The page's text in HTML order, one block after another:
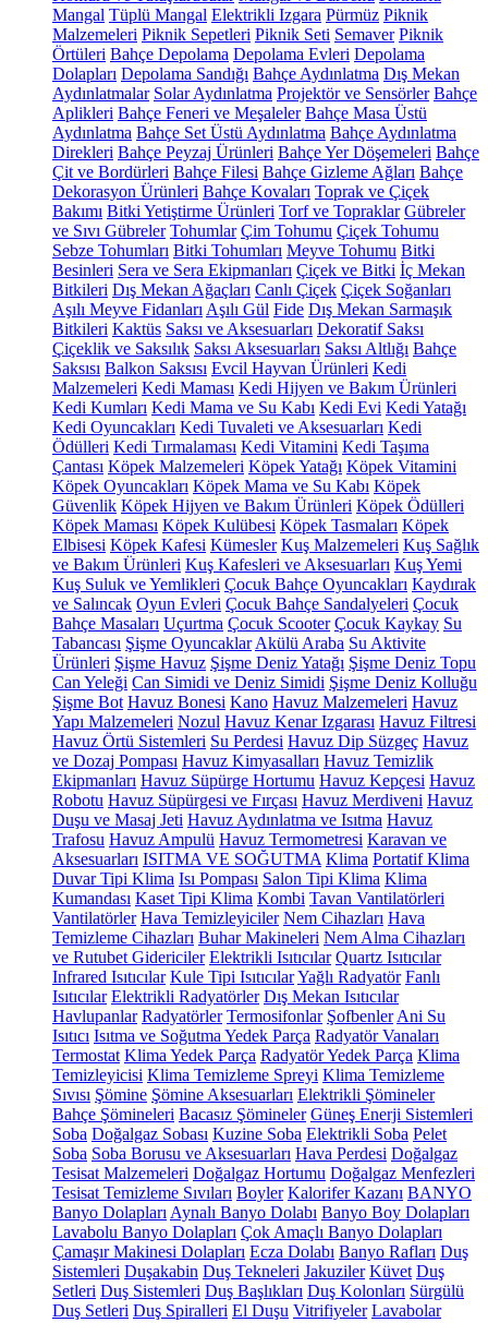
Mangal Tüplü Mangal Elektrikli Izgara Pürmüz Piknik
Malzemeleri Piknik Sepetleri Piknik Seti Semaver Piknik
Örtüleri Bahçe Depolama Depolama Evleri Depolama
Dolapları Depolama Sandığı Bahçe Aydınlatma Dış Mekan
Aydınlatmalar Solar Aydınlatma Projektör ve Sensörler Bahçe
Aplikleri Bahçe Feneri ve Meşaleler Bahçe Masa Üstü
Aydınlatma Bahçe Set Üstü Aydınlatma Bahçe Aydınlatma
Direkleri Bahçe Peyzaj Ürünleri Bahçe Yer Döşemeleri Bahçe
Çit ve Bordürleri Bahçe Filesi Bahçe Gizleme Ağları Bahçe
Dekorasyon Ürünleri Bahçe Kovaları Toprak ve Çiçek
Bakımı Bitki Yetiştirme Ürünleri Torf ve Topraklar Gübreler
ve Sıvı Gübreler Tohumlar Çim Tohumu Çiçek Tohumu
Sebze Tohumları Bitki Tohumları Meyve Tohumu Bitki
Besinleri Sera ve Sera Ekipmanları Çiçek ve Bitki İç Mekan
Bitkileri Dış Mekan Ağaçları Canlı Çiçek Çiçek Soğanları
Aşılı Meyve Fidanları Aşılı Gül Fide Dış Mekan Sarmaşık
Bitkileri Kaktüs Saksı ve Aksesuarları Dekoratif Saksı
Çiçeklik ve Saksılık Saksı Aksesuarları Saksı Altlığı Bahçe
Saksısı Balkon Saksısı Evcil Hayvan Ürünleri Kedi
Malzemeleri Kedi Maması Kedi Hijyen ve Bakım Ürünleri
Kedi Kumları Kedi Mama ve Su Kabı Kedi Evi Kedi Yatağı
Kedi Oyuncakları Kedi Tuvaleti ve Aksesuarları Kedi
Ödülleri Kedi Tırmalaması Kedi Vitamini Kedi Taşıma
Çantası Köpek Malzemeleri Köpek Yatağı Köpek Vitamini
Köpek Oyuncakları Köpek Mama ve Su Kabı Köpek
Güvenlik Köpek Hijyen ve Bakım Ürünleri Köpek Ödülleri
Köpek Maması Köpek Kulübesi Köpek Tasmaları Köpek
Elbisesi Köpek Kafesi Kümesler Kuş Malzemeleri Kuş Sağlık
ve Bakım Ürünleri Kuş Kafesleri ve Aksesuarları Kuş Yemi
Kuş Suluk ve Yemlikleri Çocuk Bahçe Oyuncakları Kaydırak
ve Salıncak Oyun Evleri Çocuk Bahçe Sandalyeleri Çocuk
Bahçe Masaları Uçurtma Çocuk Scooter Çocuk Kaykay Su
Tabancası Şişme Oyuncaklar Akülü Araba Su Aktivite
Ürünleri Şişme Havuz Şişme Deniz Yatağı Şişme Deniz Topu
Can Yeleği Can Simidi ve Deniz Simidi Şişme Deniz Kolluğu
Şişme Bot Havuz Bonesi Kano Havuz Malzemeleri Havuz
Yapı Malzemeleri Nozul Havuz Kenar Izgarası Havuz Filtresi
Havuz Örtü Sistemleri Su Perdesi Havuz Dip Süzgeç Havuz
ve Dozaj Pompası Havuz Kimyasalları Havuz Temizlik
Ekipmanları Havuz Süpürge Hortumu Havuz Kepçesi Havuz
Robotu Havuz Süpürgesi ve Fırçası Havuz Merdiveni Havuz
Duşu ve Masaj Jeti Havuz Aydınlatma ve Isıtma Havuz
Trafosu Havuz Ampulü Havuz Termometresi Karavan ve
Aksesuarları ISITMA VE SOĞUTMA Klima Portatif Klima
Duvar Tipi Klima Isı Pompası Salon Tipi Klima Klima
Kumandası Kaset Tipi Klima Kombi Tavan Vantilatörleri
Vantilatörler Hava Temizleyiciler Nem Cihazları Hava
Temizleme Cihazları Buhar Makineleri Nem Alma Cihazları
ve Rutubet Gidericiler Elektrikli Isıtıcılar Quartz Isıtıcılar
Infrared Isıtıcılar Kule Tipi IsıtıcılarYağlı Radyatör Fanlı
Isıtıcılar Elektrikli Radyatörler Dış Mekan Isıtıcılar
Havlupanlar Radyatörler Termosifonlar Şofbenler Ani Su
Isıtıcı Isıtma ve Soğutma Yedek Parça Radyatör Vanaları
Termostat Klima Yedek Parça Radyatör Yedek Parça Klima
Temizleyicisi Klima Temizleme Spreyi Klima Temizleme
Sıvısı Şömine Şömine Aksesuarları Elektrikli Şömineler
Bahçe Şömineleri Bacasız Şömineler Güneş Enerji Sistemleri
Soba Doğalgaz Sobası Kuzine Soba Elektrikli Soba Pelet
Soba Soba Borusu ve Aksesuarları Hava Perdesi Doğalgaz
Tesisat Malzemeleri Doğalgaz Hortumu Doğalgaz Menfezleri
Tesisat Temizleme Sıvıları Boyler Kalorifer Kazanı BANYO
Banyo Dolapları Aynalı Banyo Dolabı Banyo Boy Dolapları
Lavabolu Banyo Dolapları Çok Amaçlı Banyo Dolapları
Çamaşır Makinesi Dolapları Ecza Dolabı Banyo Rafları Duş
Sistemleri Duşakabin Duş Tekneleri Jakuziler Küvet Duş
Setleri Duş Sistemleri Duş Başlıkları Duş Kolonları Sürgülü
Duş Setleri Duş Spiralleri El Duşu Vitrifiyeler Lavabolar